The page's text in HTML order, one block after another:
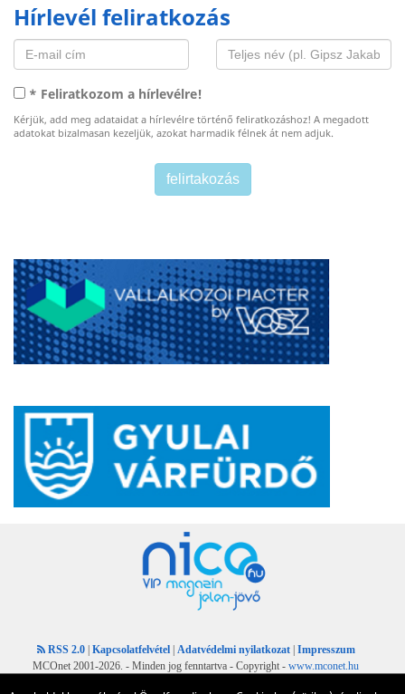
Hírlevél feliratkozás
* Feliratkozom a hírlevélre!
Kérjük, add meg adataidat a hírlevélre történő feliratkozáshoz! A megadott
adatokat bizalmasan kezeljük, azokat harmadik félnek át nem adjuk.
RSS 2.0 | Kapcsolatfelvétel | Adatvédelmi nyilatkozat | Impresszum
MCOnet 2001-2026. - Minden jog fenntartva - Copyright - www.mconet.hu